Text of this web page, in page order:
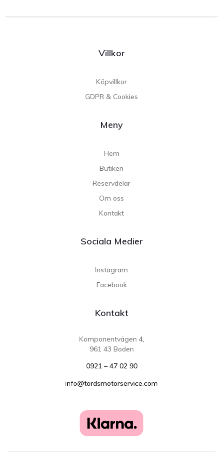
Villkor
Köpvillkor
GDPR & Cookies
Meny
Hem
Butiken
Reservdelar
Om oss
Kontakt
Sociala Medier
Instagram
Facebook
Kontakt
Komponentvägen 4,
961 43 Boden
0921 – 47 02 90
info@tordsmotorservice.com